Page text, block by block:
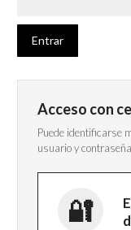
Acceso con
Puede identificarse
usuario y